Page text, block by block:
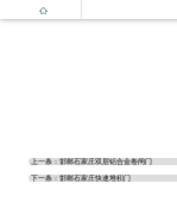

上一条： 邯郸石家庄双层铝合金卷闸门
下一条： 邯郸石家庄快速堆积门